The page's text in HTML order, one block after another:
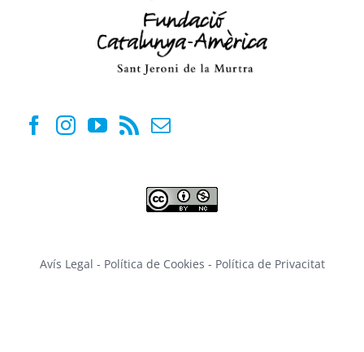
Avís Legal - Política de Cookies - Política de Privacitat